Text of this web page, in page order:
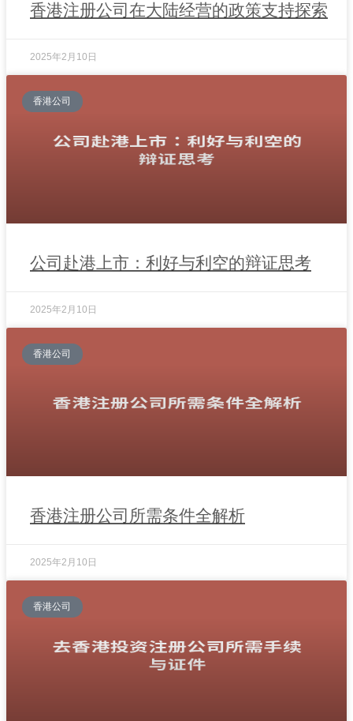
香港注册公司在大陆经营的政策支持探索
2025年2月10日
香港公司
公司赴港上市：利好与利空的辩证思考
2025年2月10日
香港公司
香港注册公司所需条件全解析
2025年2月10日
香港公司